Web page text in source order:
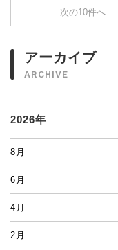
次の10件へ
アーカイブ
ARCHIVE
2026年
8月
6月
4月
2月